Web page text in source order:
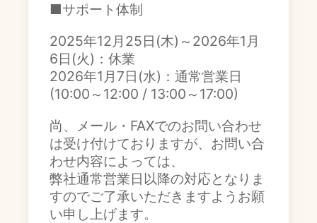
■サポート体制
2025年12月25日(木)～2026年1月
6日(火)：休業
2026年1月7日(水)：通常営業日
(10:00～12:00 / 13:00～17:00)
尚、メール・FAXでのお問い合わせ
は受け付けておりますが、お問い合
わせ内容によっては、
弊社通常営業日以降の対応となりま
すのでご了承いただきますようお願
い申し上げます。